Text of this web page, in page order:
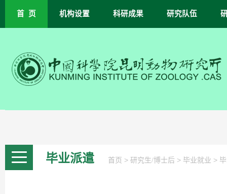
首 页 机构设置 科研成果 研究队伍
毕业派遣 首页 > 研究生/博士后 > 毕业就业 >